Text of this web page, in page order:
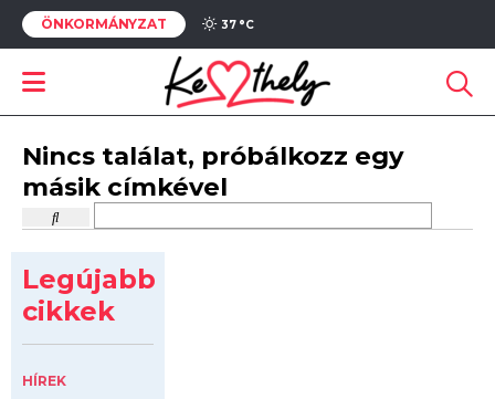
ÖNKORMÁNYZAT 37 °C
Nincs találat, próbálkozz egy
másik címkével
Legújabb
cikkek
HÍREK